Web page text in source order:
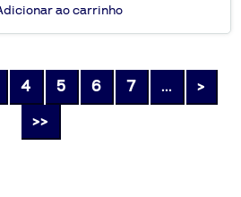
ao carrinho
4 5 6 7 ...
>
>>